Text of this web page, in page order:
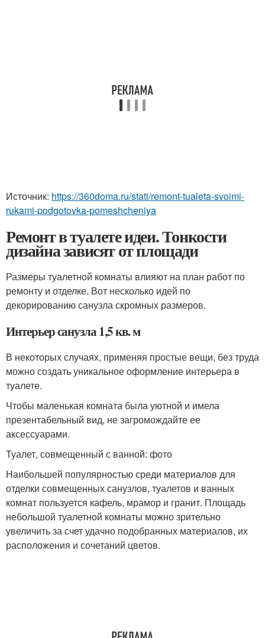
Источник: https://360doma.ru/stati/remont-tualeta-svoimi-
rukami-podgotovka-pomeshcheniya
Ремонт в туалете идеи. Тонкости
дизайна зависят от площади
Размеры туалетной комнаты влияют на план работ по
ремонту и отделке. Вот несколько идей по
декорированию санузла скромных размеров.
Интерьер санузла 1,5 кв. м
В некоторых случаях, применяя простые вещи, без труда
можно создать уникальное оформление интерьера в
туалете.
Чтобы маленькая комната была уютной и имела
презентабельный вид, не загромождайте ее
аксессуарами.
Туалет, совмещенный с ванной: фото
Наибольшей популярностью среди материалов для
отделки совмещенных санузлов, туалетов и ванных
комнат пользуется кафель, мрамор и гранит. Площадь
небольшой туалетной комнаты можно зрительно
увеличить за счет удачно подобранных материалов, их
расположения и сочетаний цветов.